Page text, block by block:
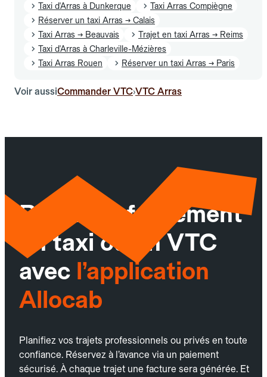
Taxi d'Arras à Dunkerque
Taxi Arras Compiègne
Réserver un taxi Arras → Calais
Taxi Arras → Beauvais
Trajet en taxi Arras → Reims
Taxi d'Arras à Charleville-Mézières
Taxi Arras Rouen
Réserver un taxi Arras → Paris
Voir aussiCommander VTC›VTC Arras
Réservez facilement
un taxi ou un VTC
avec l’application
Allocab
Planifiez vos trajets professionnels ou privés en toute
confiance. Réservez à l’avance via un paiement
sécurisé. À chaque trajet une facture sera générée. Et